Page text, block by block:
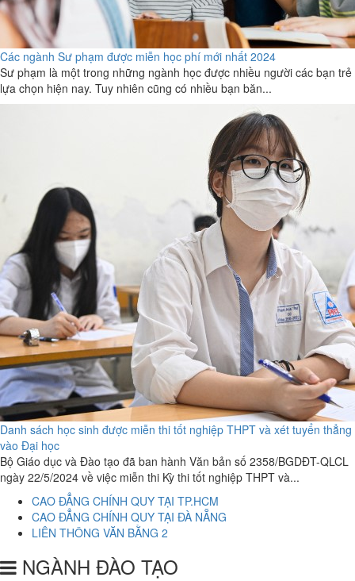
Các ngành Sư phạm được miễn học phí mới nhất 2024
Sư phạm là một trong những ngành học được nhiều người các bạn trẻ
lựa chọn hiện nay. Tuy nhiên cũng có nhiều bạn băn...
Danh sách học sinh được miễn thi tốt nghiệp THPT và xét tuyển thẳng
vào Đại học
Bộ Giáo dục và Đào tạo đã ban hành Văn bản số 2358/BGDĐT-QLCL
ngày 22/5/2024 về việc miễn thi Kỳ thi tốt nghiệp THPT và...
CAO ĐẲNG CHÍNH QUY TẠI TP.HCM
CAO ĐẲNG CHÍNH QUY TẠI ĐÀ NẴNG
LIÊN THÔNG VĂN BẰNG 2
NGÀNH ĐÀO TẠO